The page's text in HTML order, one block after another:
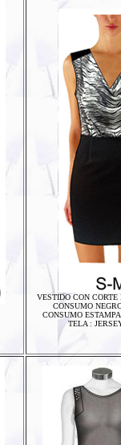
VESTIDO CON
CONSUMO
CONSUMO
TELA :